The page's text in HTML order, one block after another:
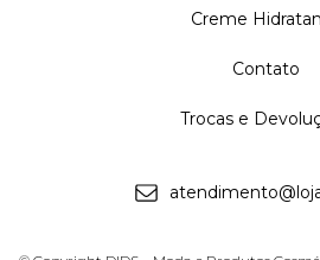
Creme
Contato
Trocas e